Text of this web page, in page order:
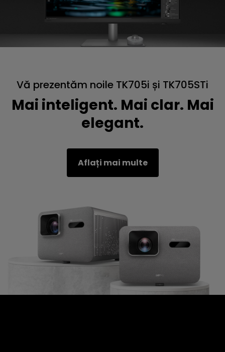
Vă prezentăm noile TK705i și TK705STi
Mai inteligent. Mai clar. Mai
elegant.
Aflați mai multe